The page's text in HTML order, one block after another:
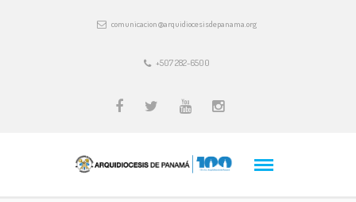
comunicacion@arquidiocesisdepanama.org
+507 282-6500